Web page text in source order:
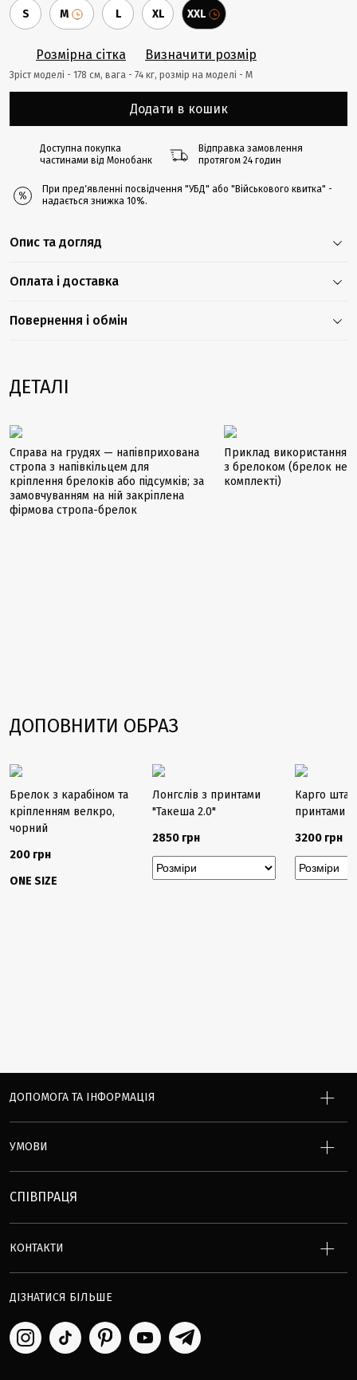
S M L XL XXL
Розмірна сітка Визначити розмір
Зріст моделі - 178 cм, вага - 74 кг, розмір на моделі - М
Додати в кошик
Доступна покупка
частинами від Монобанк
Відправка замовлення
протягом 24 годин
При предʼявленні посвідчення "УБД" або "Військового квитка" -
надається знижка 10%.
Опис та догляд
Оплата і доставка
Повернення і обмін
ДЕТАЛІ
Справа на грудях — напівприхована
стропа з напівкільцем для
кріплення брелоків або підсумків; за
замовчуванням на ній закріплена
фірмова стропа-брелок
Приклад використання
з брелоком (брелок не
комплекті)
ДОПОВНИТИ ОБРАЗ
Брелок з карабіном та
кріпленням велкро,
чорний
200 грн
ONE SIZE
Лонгслів з принтами
"Такеша 2.0"
2850 грн
Карго
принтами
3200 грн
ДОПОМОГА ТА ІНФОРМАЦІЯ
УМОВИ
СПІВПРАЦЯ
КОНТАКТИ
ДІЗНАТИСЯ БІЛЬШЕ